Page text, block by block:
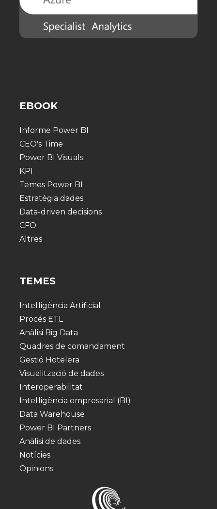
EBOOK
Informe Power BI
CEO's Time
Power BI Visuals
KPI
Temes Power BI
Estratègia dades
Data-driven decisions
CFO
Altres
TEMES
Intel·ligència Artificial
Procés ETL
Anàlisi Big Data
Quadres de comandament
Gestió Hotelera
Visualització de dades
Interoperabilitat
Intel·ligència empresarial (BI)
Data Warehouse
Power BI Partners
Anàlisi de dades
Notícies
Opinions